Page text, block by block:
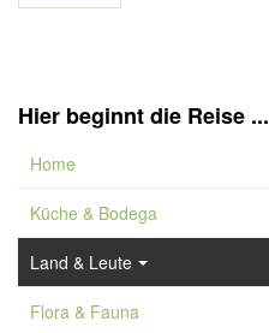
Hier beginnt die Reise ...
Home
Küche & Bodega
Land & Leute
Flora & Fauna